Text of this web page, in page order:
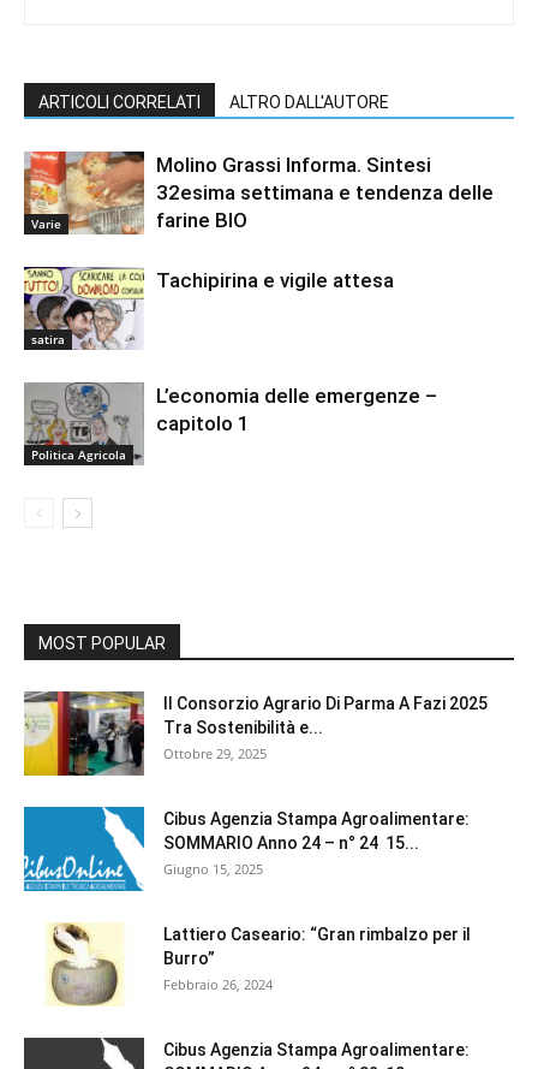
ARTICOLI CORRELATI ALTRO DALL'AUTORE
Varie
Molino Grassi Informa. Sintesi
32esima settimana e tendenza delle
farine BIO
satira
Tachipirina e vigile attesa
Politica Agricola
L’economia delle emergenze –
capitolo 1
MOST POPULAR
Il Consorzio Agrario Di Parma A Fazi 2025
Tra Sostenibilità e...
Ottobre 29, 2025
Cibus Agenzia Stampa Agroalimentare:
SOMMARIO Anno 24 – n° 24 15...
Giugno 15, 2025
Lattiero Caseario: “Gran rimbalzo per il
Burro”
Febbraio 26, 2024
Cibus Agenzia Stampa Agroalimentare: